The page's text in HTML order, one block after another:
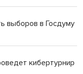
выборов в Госдуму
кибертурнир